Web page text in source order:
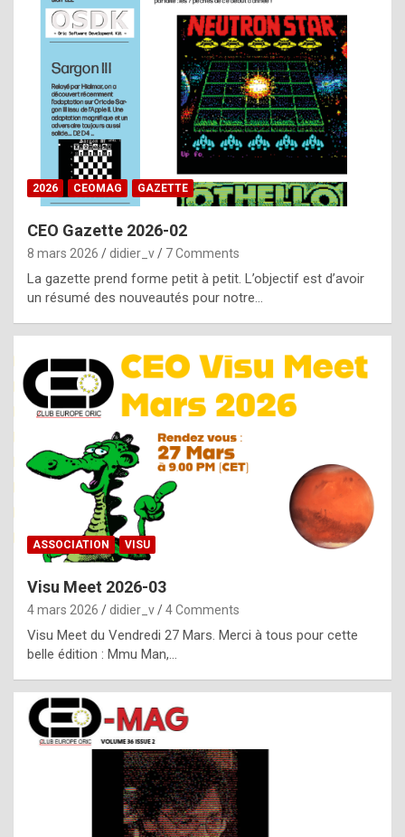
m
m
a
y
b
e
b
y
g
e
n
u
i
n
e
R
o
p
l
c
h
i
s
t
2026 CEOMAG GAZETTE
CEO Gazette 2026-02
8 mars 2026 didier_v 7 Comments
La gazette prend forme petit à petit. L’objectif est d’avoir
un résumé des nouveautés pour notre…
ASSOCIATION VISU
Visu Meet 2026-03
4 mars 2026 didier_v 4 Comments
Visu Meet du Vendredi 27 Mars. Merci à tous pour cette
belle édition : Mmu Man,…